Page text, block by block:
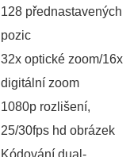
128 přednastavených
pozic
32x optické zoom/16x
digitální zoom
1080p rozlišení,
25/30fps hd obrázek